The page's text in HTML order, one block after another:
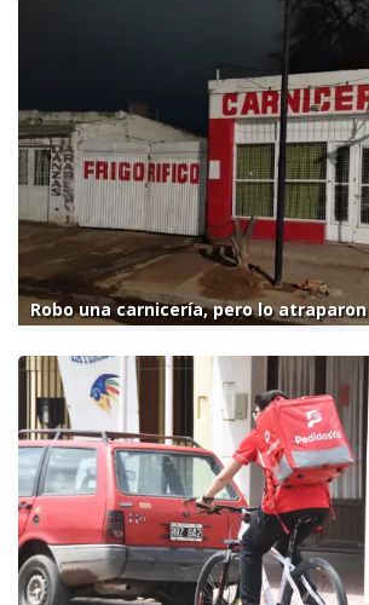
Robo una carnicería, pero lo atraparon